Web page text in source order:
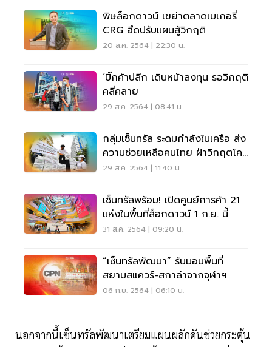
พิษล็อกดาวน์ เขย่าตลาดเบเกอรี่
CRG ฮึดปรับแผนสู้วิกฤติ
20 ส.ค. 2564 | 22:30 น.
‘บิ๊กค้าปลีก เดินหน้าลงทุน รอวิกฤติ
คลี่คลาย
29 ส.ค. 2564 | 08:41 น.
กลุ่มเซ็นทรัล ระดมกำลังในเครือ ส่ง
ความช่วยเหลือคนไทย ฝ่าวิกฤตโค
วิด-19
29 ส.ค. 2564 | 11:40 น.
เซ็นทรัลพร้อม! เปิดศูนย์การค้า 21
แห่งในพื้นที่ล็อกดาวน์ 1 ก.ย. นี้
31 ส.ค. 2564 | 09:20 น.
“เซ็นทรัลพัฒนา” รับมอบพื้นที่
สยามสแควร์-สกาล่าจากจุฬาฯ
06 ก.ย. 2564 | 06:10 น.
นอกจากนี้เซ็นทรัลพัฒนาเตรียมแผนผลักดันช่วยกระตุ้น